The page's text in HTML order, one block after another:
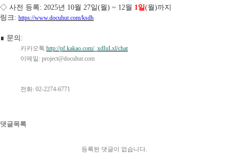
◇ 사전 등록: 2025년 10월 27일(월) ~ 12월 1 일 (월)까지
링크 : https://www.docuhut.com/ksdh
∎ 문의 :
카카오톡:http://pf.kakao.com/_xdIuLxl/chat
이메일 : project@docuhut.com
전화: 02-2274-6771
댓글목록
등록된 댓글이 없습니다.